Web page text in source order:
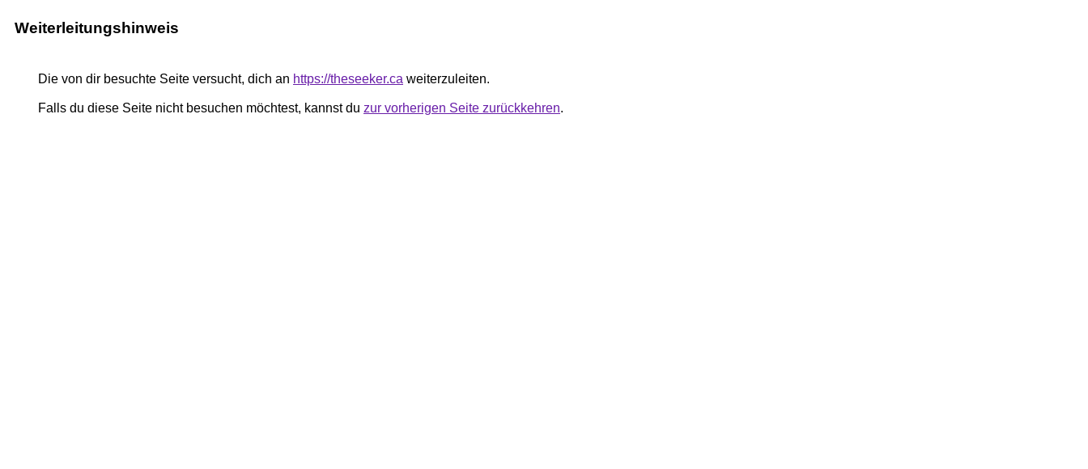
Weiterleitungshinweis
Die von dir besuchte Seite versucht, dich an https://theseeker.ca weiterzuleiten.
Falls du diese Seite nicht besuchen möchtest, kannst du zur vorherigen Seite zurückkehren.